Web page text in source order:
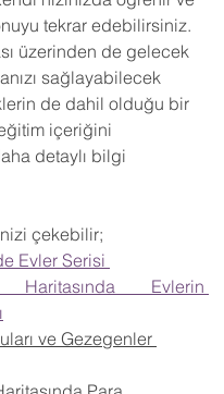
tekrar edebilirsiniz.
üzerinden de gelecek
sağlayabilecek
de dahil olduğu bir
içeriğini
detaylı bilgi
çekebilir;
Evler Serisi
Haritasında Evlerin
ve Gezegenler